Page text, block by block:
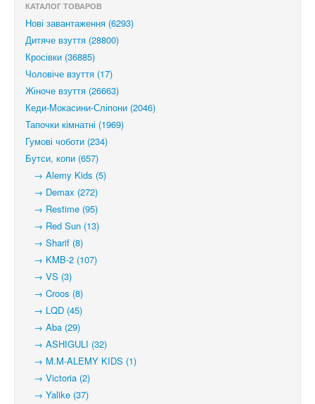
КАТАЛОГ ТОВАРОВ
Нові завантаження (6293)
Дитяче взуття (28800)
Кросівки (36885)
Чоловіче взуття (17)
Жіноче взуття (26663)
Кеди-Мокасини-Сліпони (2046)
Тапочки кімнатні (1969)
Гумові чоботи (234)
Бутси, копи (657)
→ Alemy Kids (5)
→ Demax (272)
→ Restime (95)
→ Red Sun (13)
→ Sharif (8)
→ KMB-2 (107)
→ VS (3)
→ Croos (8)
→ LQD (45)
→ Aba (29)
→ ASHIGULI (32)
→ M.M-ALEMY KIDS (1)
→ Victoria (2)
→ Yalike (37)